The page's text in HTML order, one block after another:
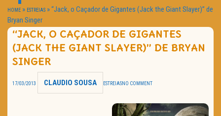
PASSATEMPOS
HOME CINEMA
NOTA PESSOAL
HOME » ESTREIAS »“Jack, o Caçador de Gigantes (Jack the Giant Slayer)” de
Bryan Singer
“JACK, O CAÇADOR DE GIGANTES
(JACK THE GIANT SLAYER)” DE BRYAN
SINGER
17/03/2013 CLAUDIO SOUSA ESTREIASNO COMMENT